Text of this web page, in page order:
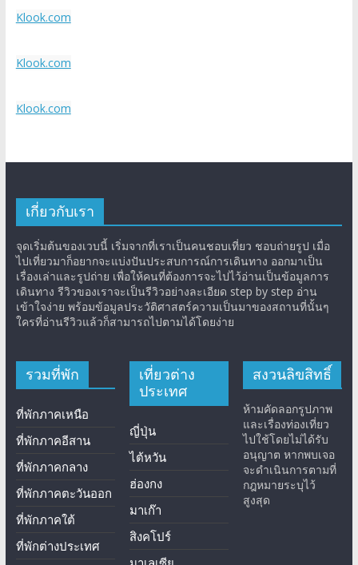
Klook.com
Klook.com
Klook.com
เกี่ยวกับเรา
จุดเริ่มต้นของเวบนี้ เริ่มจากที่เราเป็นคนชอบเที่ยว ชอบถ่ายรูป เมื่อ
ไปเที่ยวมาก็อยากจะแบ่งปันประสบการณ์การเดินทาง ออกมาเป็น
เรื่องเล่าและรูปถ่าย เพื่อให้คนที่ต้องการจะไปไว้อ่านเป็นข้อมูลการ
เดินทาง รีวิวของเราจะเป็นรีวิวอย่างละเอียด step by step อ่าน
เข้าใจง่าย พร้อมข้อมูลประวัติศาสตร์ความเป็นมาของสถานที่นั้นๆ
ใครที่อ่านรีวิวแล้วก็สามารถไปตามได้โดยง่าย
รวมที่พัก
ที่พักภาคเหนือ
ที่พักภาคอีสาน
ที่พักภาคกลาง
ที่พักภาคตะวันออก
ที่พักภาคใต้
ที่พักต่างประเทศ
เที่ยวต่าง
ประเทศ
ญี่ปุ่น
ไต้หวัน
ฮ่องกง
มาเก๊า
สิงคโปร์
สงวนลิขสิทธิ์
ห้ามคัดลอกรูปภาพ
และเรื่องท่องเที่ยว
ไปใช้โดยไม่ได้รับ
อนุญาต หากพบเจอ
จะดำเนินการตามที่
กฎหมายระบุไว้
สูงสุด